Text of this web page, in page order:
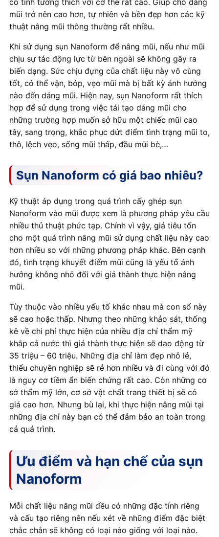
có tính tương thích với cơ thể rất cao. Giúp cho dáng
mũi trở nên cao hơn, tự nhiên và bền đẹp hơn các kỹ
thuật nâng mũi thông thường rất nhiều.
Khi sử dụng sụn Nanoform để nâng mũi, nếu như mũi
chịu sự tác động lực từ bên ngoài sẽ không gây ra
biến dạng. Sức chịu đựng của chất liệu này vô cùng
tốt, có thể vặn, bóp, vẹo mũi mà bị bất kỳ ảnh hưởng
nào đến dáng mũi. Hiện nay, sụn Nanoform rất thích
hợp để sử dụng trong việc tái tạo dáng mũi cho
những trường hợp muốn sở hữu một chiếc mũi cao
tây, sang trọng, khắc phục dứt điểm tình trạng mũi to,
thô, lệch vẹo, sống mũi thấp, đầu mũi bè,…
Sụn Nanoform có giá bao nhiêu?
Kỹ thuật áp dụng trong quá trình cấy ghép sụn
Nanoform vào mũi được xem là phương pháp yêu cầu
nhiều thủ thuật phức tạp. Chính vì vậy, giá tiêu tốn
cho một quá trình nâng mũi sử dụng chất liệu này cao
hơn nhiều so với những phương pháp khác. Bên cạnh
đó, tình trạng khuyết điểm mũi cũng là yếu tố ảnh
hưởng không nhỏ đối với giá thành thực hiện nâng
mũi.
Tùy thuộc vào nhiều yếu tố khác nhau mà con số này
sẽ cao hoặc thấp. Nhưng theo những khảo sát, thống
kê về chi phí thực hiện của nhiều địa chỉ thẩm mỹ
khắp cả nước thì giá thành thực hiện sẽ dao động từ
35 triệu – 60 triệu. Những địa chỉ làm đẹp nhỏ lẻ,
thiếu chuyên nghiệp sẽ rẻ hơn nhiều và đi cùng với đó
là nguy cơ tiềm ẩn biến chứng rất cao. Còn những cơ
sở thẩm mỹ lớn, cơ sở vật chất trang thiết bị sẽ có
giá cao hơn. Nhưng bù lại, khi thực hiện nâng mũi tại
những địa chỉ này bạn có thể đảm bảo an toàn trong
cả quá trình.
Ưu điểm và hạn chế của sụn
Nanoform
Mỗi chất liệu nâng mũi đều có những đặc tính riêng
và cấu tạo riêng nên nếu xét về những điểm đặc biệt
chắc chắn sẽ không có loại nào giống với loại nào.